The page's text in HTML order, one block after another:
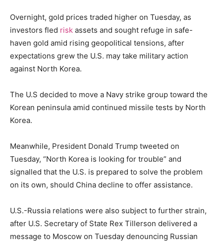
Overnight, gold prices traded higher on Tuesday, as
investors fled risk assets and sought refuge in safe-
haven gold amid rising geopolitical tensions, after
expectations grew the U.S. may take military action
against North Korea.
The U.S decided to move a Navy strike group toward the
Korean peninsula amid continued missile tests by North
Korea.
Meanwhile, President Donald Trump tweeted on
Tuesday, “North Korea is looking for trouble” and
signalled that the U.S. is prepared to solve the problem
on its own, should China decline to offer assistance.
U.S.-Russia relations were also subject to further strain,
after U.S. Secretary of State Rex Tillerson delivered a
message to Moscow on Tuesday denouncing Russian